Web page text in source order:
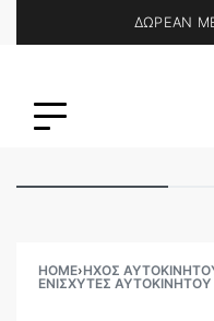
ΔΩΡΕΑΝ
HOME›ΗΧΟΣ
ΕΝΙΣΧΥΤΈΣ ΑΥΤΟΚΙΝΉΤΟΥ